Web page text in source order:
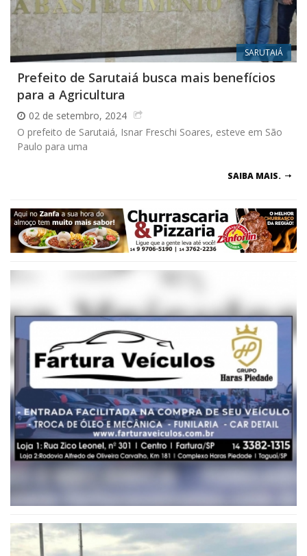
SARUTAIÁ
Prefeito de Sarutaiá busca mais benefícios
para a Agricultura
02 de setembro, 2024
O prefeito de Sarutaiá, Isnar Freschi Soares, esteve em São
Paulo para uma
SAIBA MAIS.